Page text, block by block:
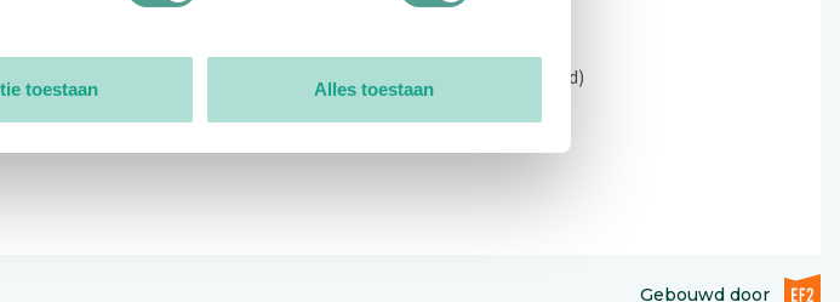
toestaan Alles toestaan
Open: 09:00 - 12:30 (alleen ochtend)
Gebouwd doorEF2